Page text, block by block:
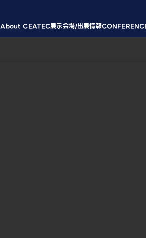
About CEATEC展示会場/出展情報